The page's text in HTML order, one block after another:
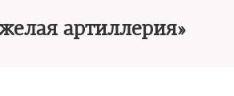
артиллерия»